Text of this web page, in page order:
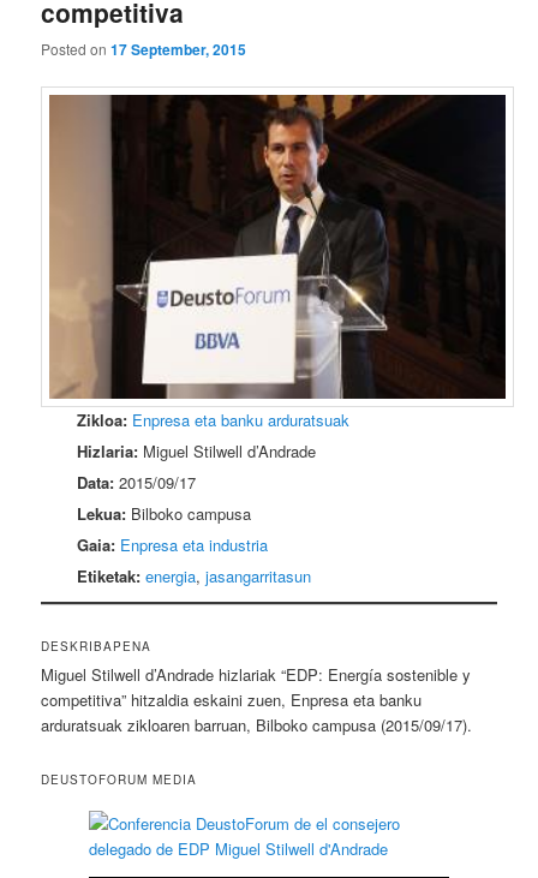
competitiva
Posted on17 September, 2015
Zikloa: Enpresa eta banku arduratsuak
Hizlaria: Miguel Stilwell d’Andrade
Data: 2015/09/17
Lekua: Bilboko campusa
Gaia: Enpresa eta industria
Etiketak: energia,jasangarritasun
DESKRIBAPENA
Miguel Stilwell d’Andrade hizlariak “EDP: Energía sostenible y
competitiva” hitzaldia eskaini zuen, Enpresa eta banku
arduratsuak zikloaren barruan, Bilboko campusa (2015/09/17).
DEUSTOFORUM MEDIA